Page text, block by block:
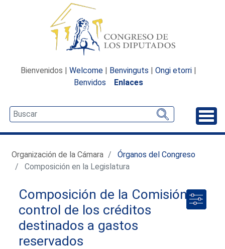
Bienvenidos | Welcome | Benvinguts | Ongi etorri |
Benvidos
Enlaces
Organización de la Cámara
Órganos del Congreso
Composición en la Legislatura
Composición de la Comisión de
control de los créditos
destinados a gastos
reservados